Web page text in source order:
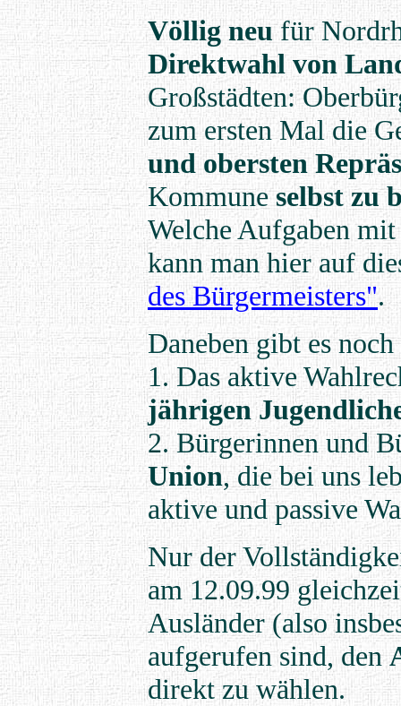
Völlig neufür
Direktwahl von
Großstädten:
zum ersten Mal die
und obersten
Kommuneselbst zu
Welche Aufgaben
kann man hier auf
des Bürgermeisters".
Daneben gibt es
1. Das aktive
jährigen
2. Bürgerinnen und
Union, die bei uns
aktive und passive
Nur der
am 12.09.99
Ausländer (also
aufgerufen sind, den
direkt zu wählen.